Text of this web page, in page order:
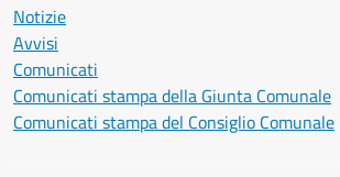
Notizie
Avvisi
Comunicati
Comunicati stampa della Giunta Comunale
Comunicati stampa del Consiglio Comunale